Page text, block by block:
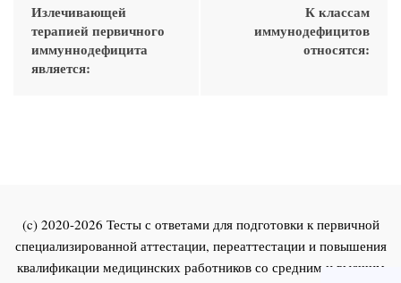
Излечивающей
терапией первичного
иммуннодефицита
является:
К классам
иммунодефицитов
относятся:
(c) 2020-2026 Тесты с ответами для подготовки к первичной
специализированной аттестации, переаттестации и повышения
квалификации медицинских работников со средним и высшим